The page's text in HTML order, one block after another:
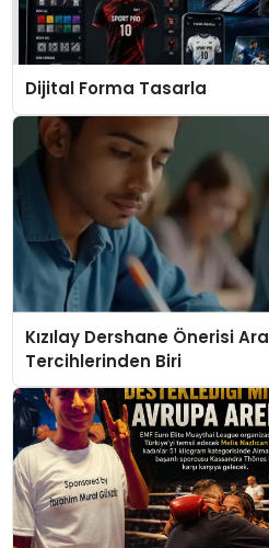
Dijital Forma Tasarla
Kızılay Dershane Önerisi
Tercihlerinden Biri